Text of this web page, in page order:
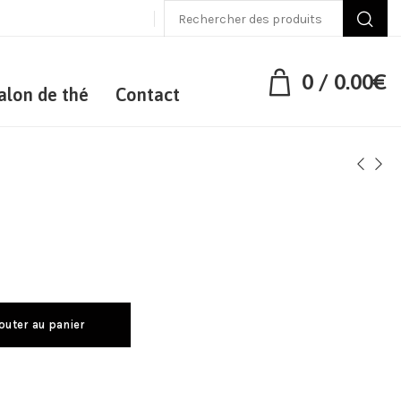
de thé Contact
0 / 0.00€
au panier